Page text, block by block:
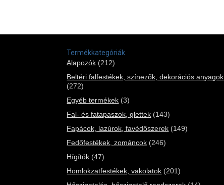
Termékkategóriák
Alapozók (212)
Beltéri falfestékek, színezők, dekorációs anyagok
(272)
Egyéb termékek (3)
Fal- és fatapaszok, glettek (143)
Fapácok, lazúrok, favédőszerek (149)
Fedőfestékek, zománcok (246)
Hígítók (47)
Homlokzatfestékek, vakolatok (201)